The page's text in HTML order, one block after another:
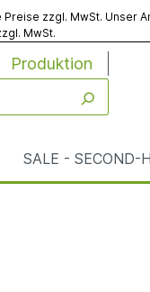
zzgl. MwSt. Unser
MwSt.
Produktion
SALE - SECOND-